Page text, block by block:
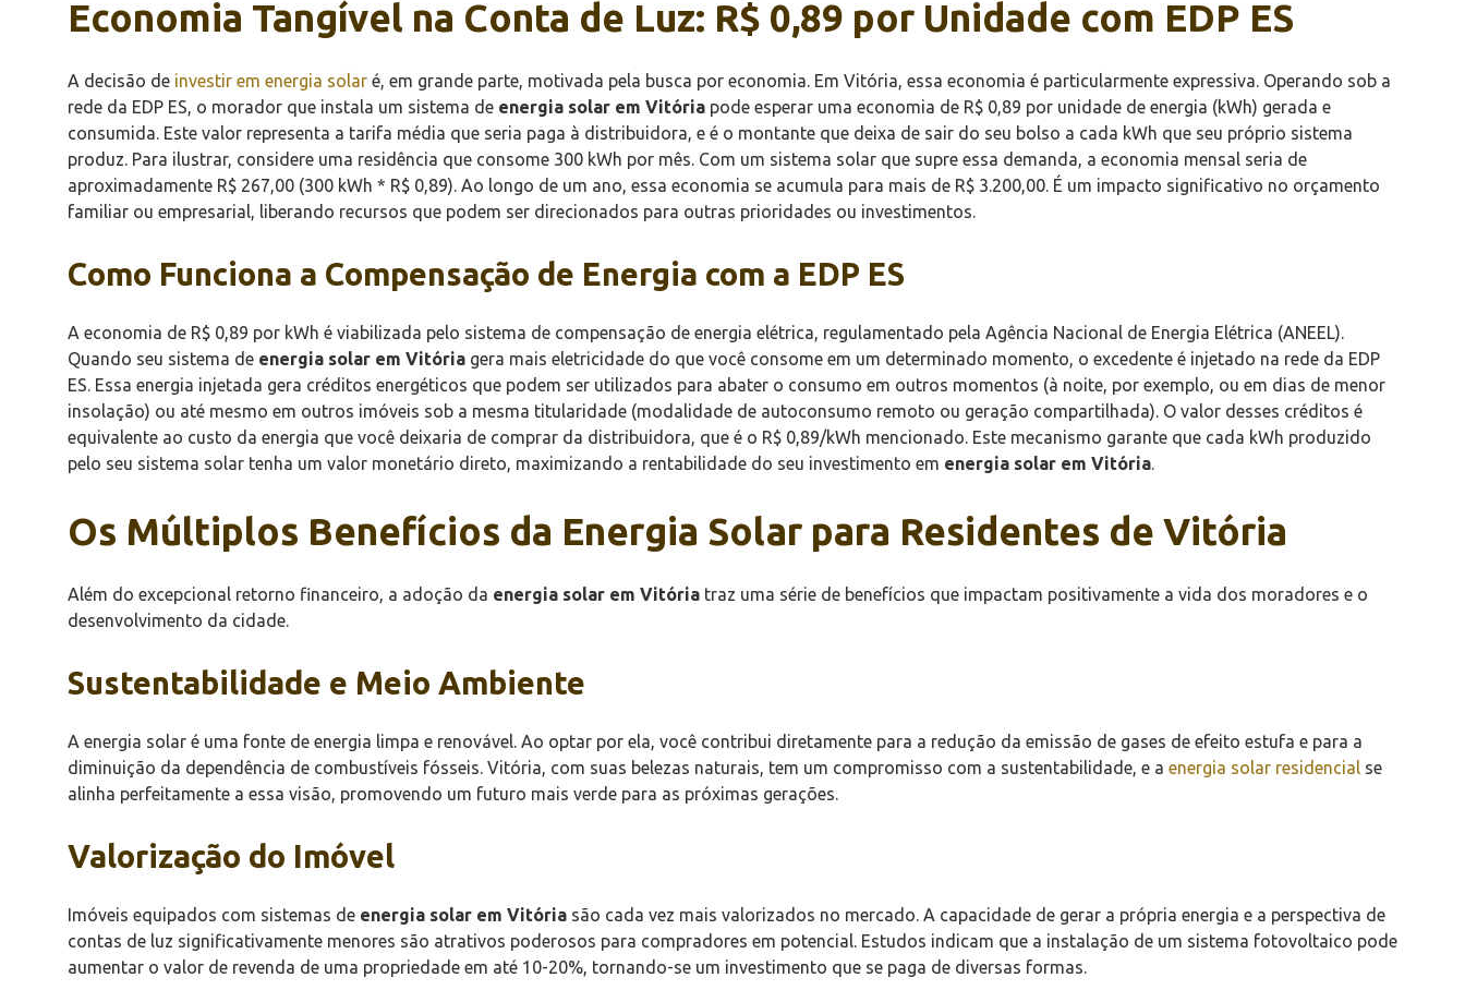
Economia Tangível na Conta de Luz: R$ 0,89 por Unidade com EDP ES
A decisão de investir em energia solar é, em grande parte, motivada pela busca por economia. Em Vitória, essa economia é particularmente expressiva. Operando sob a
rede da EDP ES, o morador que instala um sistema de energia solar em Vitória pode esperar uma economia de R$ 0,89 por unidade de energia (kWh) gerada e
consumida. Este valor representa a tarifa média que seria paga à distribuidora, e é o montante que deixa de sair do seu bolso a cada kWh que seu próprio sistema
produz. Para ilustrar, considere uma residência que consome 300 kWh por mês. Com um sistema solar que supre essa demanda, a economia mensal seria de
aproximadamente R$ 267,00 (300 kWh * R$ 0,89). Ao longo de um ano, essa economia se acumula para mais de R$ 3.200,00. É um impacto significativo no orçamento
familiar ou empresarial, liberando recursos que podem ser direcionados para outras prioridades ou investimentos.
Como Funciona a Compensação de Energia com a EDP ES
A economia de R$ 0,89 por kWh é viabilizada pelo sistema de compensação de energia elétrica, regulamentado pela Agência Nacional de Energia Elétrica (ANEEL).
Quando seu sistema de energia solar em Vitória gera mais eletricidade do que você consome em um determinado momento, o excedente é injetado na rede da EDP
ES. Essa energia injetada gera créditos energéticos que podem ser utilizados para abater o consumo em outros momentos (à noite, por exemplo, ou em dias de menor
insolação) ou até mesmo em outros imóveis sob a mesma titularidade (modalidade de autoconsumo remoto ou geração compartilhada). O valor desses créditos é
equivalente ao custo da energia que você deixaria de comprar da distribuidora, que é o R$ 0,89/kWh mencionado. Este mecanismo garante que cada kWh produzido
pelo seu sistema solar tenha um valor monetário direto, maximizando a rentabilidade do seu investimento em energia solar em Vitória
Os Múltiplos Benefícios da Energia Solar para Residentes de Vitória
Além do excepcional retorno financeiro, a adoção da energia solar em Vitória traz uma série de benefícios que impactam positivamente a vida dos moradores e o
desenvolvimento da cidade.
Sustentabilidade e Meio Ambiente
A energia solar é uma fonte de energia limpa e renovável. Ao optar por ela, você contribui diretamente para a redução da emissão de gases de efeito estufa e para a
diminuição da dependência de combustíveis fósseis. Vitória, com suas belezas naturais, tem um compromisso com a sustentabilidade, e a energia solar residencial se
alinha perfeitamente a essa visão, promovendo um futuro mais verde para as próximas gerações.
Valorização do Imóvel
Imóveis equipados com sistemas de energia solar em Vitória são cada vez mais valorizados no mercado. A capacidade de gerar a própria energia e a perspectiva de
contas de luz significativamente menores são atrativos poderosos para compradores em potencial. Estudos indicam que a instalação de um sistema fotovoltaico pode
aumentar o valor de revenda de uma propriedade em até 10-20%, tornando-se um investimento que se paga de diversas formas.